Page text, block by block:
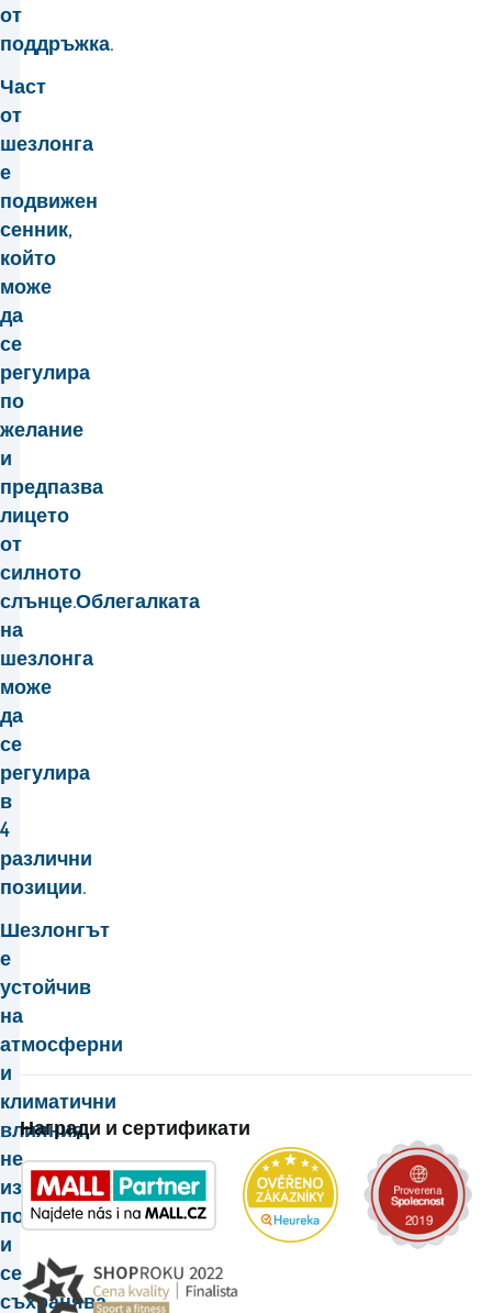
от
поддръжка.
Част
от
шезлонга
е
подвижен
сенник,
който
може
да
се
регулира
по
желание
и
предпазва
лицето
от
силното
слънце.Облегалката
на
шезлонга
може
да
се
регулира
в
4
различни
позиции.
Шезлонгът
е
устойчив
на
атмосферни
и
климатични
влияния,
не
изисква
поддръжка
и
се
съхранява
Награди и сертификати